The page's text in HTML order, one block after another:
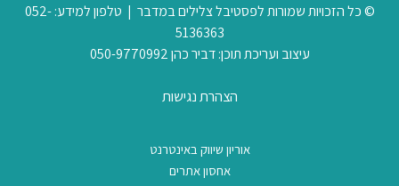
© כל הזכויות שמורות לפסטיבל צלילים במדבר | טלפון למידע: 052-
5136363
עיצוב ועריכת תוכן: דביר כהן 050-9770992
הצהרת נגישות
אוריון שיווק באינטרנט
אחסון אתרים